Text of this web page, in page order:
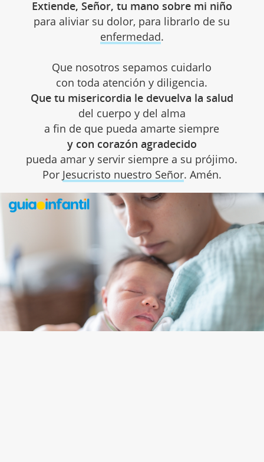
Extiende, Señor, tu mano sobre mi niño
para aliviar su dolor, para librarlo de su
enfermedad.
Que nosotros sepamos cuidarlo
con toda atención y diligencia.
Que tu misericordia le devuelva la salud
del cuerpo y del alma
a fin de que pueda amarte siempre
y con corazón agradecido
pueda amar y servir siempre a su prójimo.
Por Jesucristo nuestro Señor. Amén.